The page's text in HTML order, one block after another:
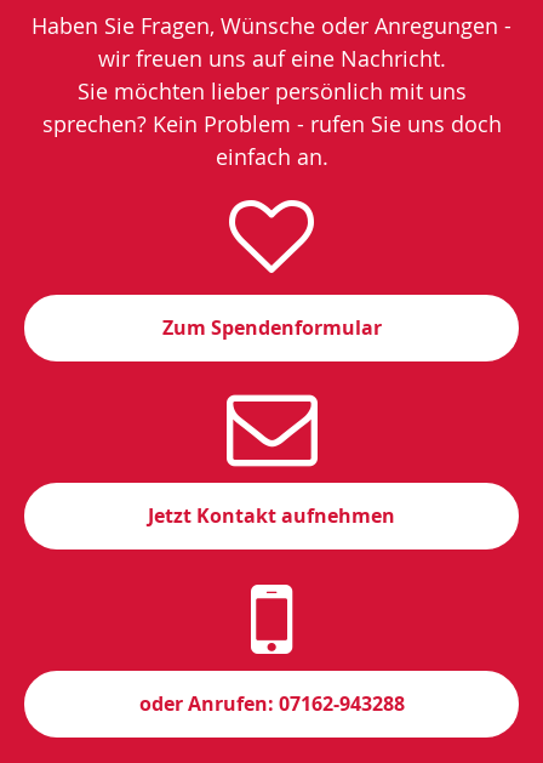
Haben Sie Fragen, Wünsche oder Anregungen -
wir freuen uns auf eine Nachricht.
Sie möchten lieber persönlich mit uns
sprechen? Kein Problem - rufen Sie uns doch
einfach an.
Zum Spendenformular
Jetzt Kontakt aufnehmen
oder Anrufen: 07162-943288